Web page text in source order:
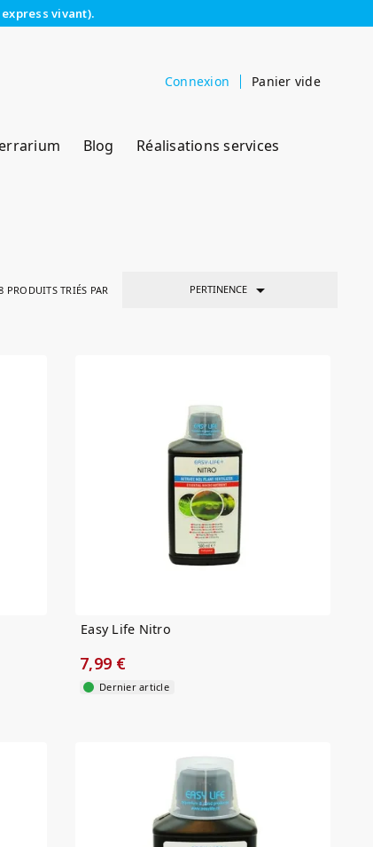
vivant).
Connexion Panier vide
Blog Réalisations services
PRODUITS TRIÉS PAR PERTINENCE 
Easy Life Nitro
7,99 €
Dernier article